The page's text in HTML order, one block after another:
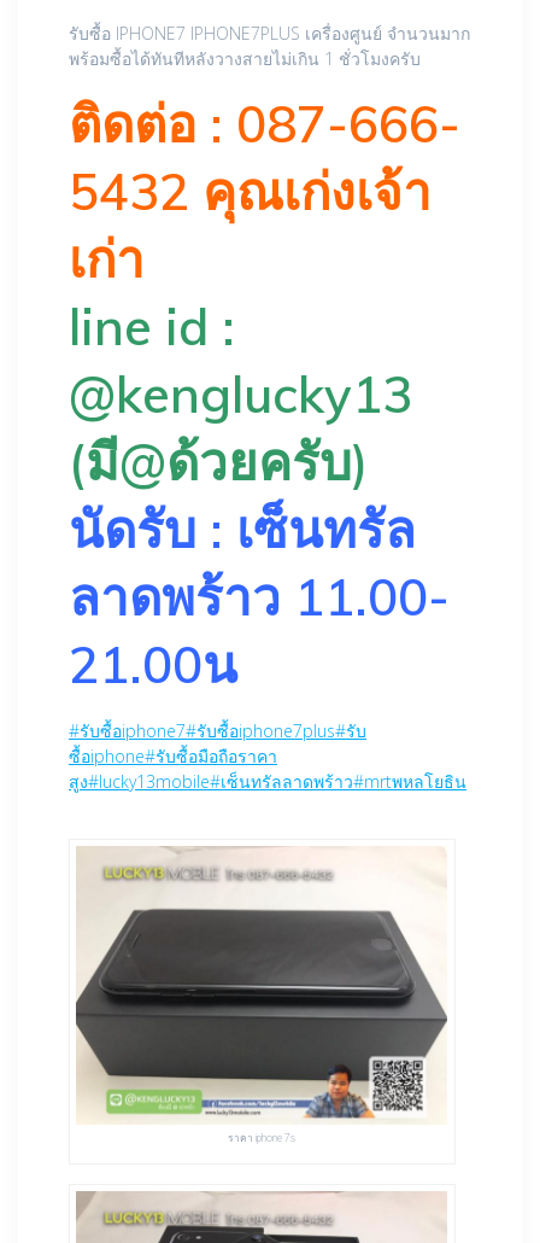
รับซื้อ IPHONE7 IPHONE7PLUS เครื่องศูนย์ จำนวนมาก
พร้อมซื้อได้ทันทีหลังวางสายไม่เกิน 1 ชั่วโมงครับ
ติดต่อ : 087-666-
5432 คุณเก่งเจ้า
เก่า
line id :
@kenglucky13
(มี@ด้วยครับ)
นัดรับ : เซ็นทรัล
ลาดพร้าว 11.00-
21.00น
#รับซื้อiphone7#รับซื้อiphone7plus#รับ
ซื้อiphone#รับซื้อมือถือราคา
สูง#lucky13mobile#เซ็นทรัลลาดพร้าว#mrtพหลโยธิน
ราคา iphone 7s